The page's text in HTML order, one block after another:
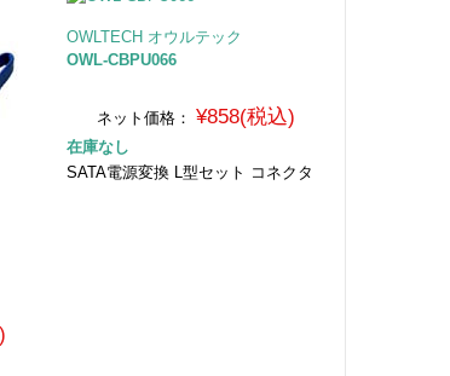
OWLTECH オウルテック
OWL-CBPU066
ネット価格： ¥858(税込)
在庫なし
SATA電源変換 L型セット コネクタ